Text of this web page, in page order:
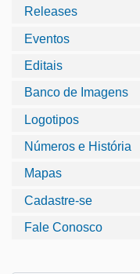
Releases
Eventos
Editais
Banco de Imagens
Logotipos
Números e História
Mapas
Cadastre-se
Fale Conosco